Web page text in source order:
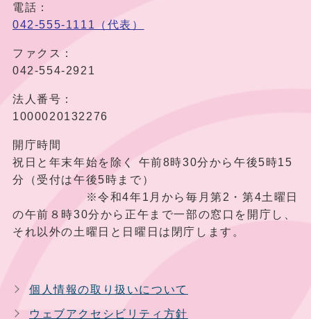
電話：
042-555-1111（代表）
ファクス：
042-554-2921
法人番号：
1000020132276
開庁時間
祝日と年末年始を除く 午前8時30分から午後5時15
分（受付は午後5時まで）
※令和4年1月から毎月第2・第4土曜日
の午前８時30分から正午まで一部の窓口を開庁し、
それ以外の土曜日と日曜日は閉庁します。
個人情報の取り扱いについて
ウェブアクセシビリティ方針